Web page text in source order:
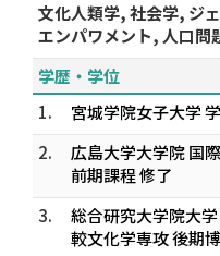
文化人類学, 社会学, ジ
エンパワメント, 人口問
学歴・学位
1.
宮城学院女子大学
2.
広島大学大学院 国
前期課程 修了
3.
総合研究大学院大
較文化学専攻 後期